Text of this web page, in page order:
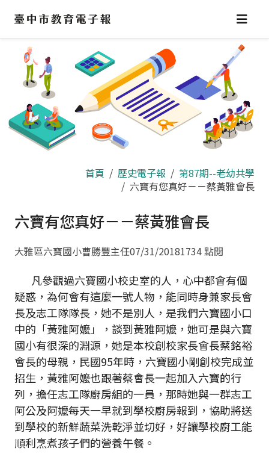
區
首頁 歷史電子報
第87期--老幼共學
六寶有您真好－－蔡黃雅會長
六寶有您真好－－蔡黃雅會長
大雅區六寶國小曹勝豐主任07/31/20181734 點閱
凡參觀過六寶國小校史室的人，心中都會有個
疑惑，為何會有這麼一號人物，能同時身兼家長會
長及志工隊隊長，她不是別人，是我們六寶國小口
中的「黃雅阿嬤」，談到黃雅阿嬤，她可是與六寶
國小有很深的淵源，她是本校創校家長會長蔡銘裕
會長的母親，民國95年時，六寶國小剛創校完成並
招生，黃雅阿嬤也跟著蔡會長一起加入六寶的行
列，擔任志工隊廚房組的一員，那時她與一群志工
阿公及阿嬤每天一早就到學校廚房報到，協助將送
到學校的新鮮蔬菜洗乾淨並切好，好讓學校廚工能
順利烹煮孩子們的營養午餐。